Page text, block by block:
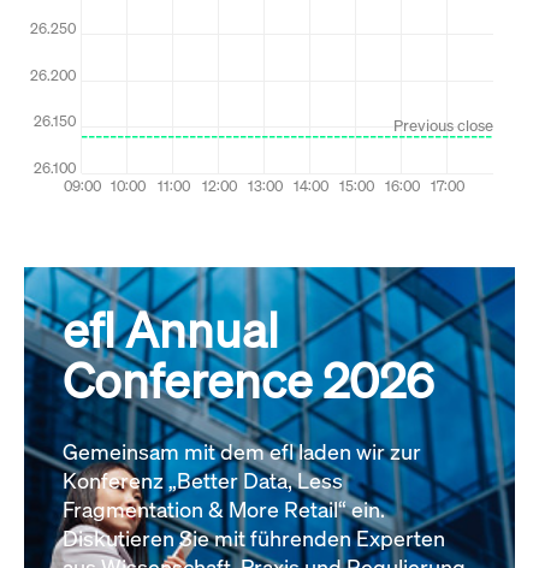
efl Annual
Conference 2026
Gemeinsam mit dem efl laden wir zur
Konferenz „Better Data, Less
Fragmentation & More Retail“ ein.
Diskutieren Sie mit führenden Experten